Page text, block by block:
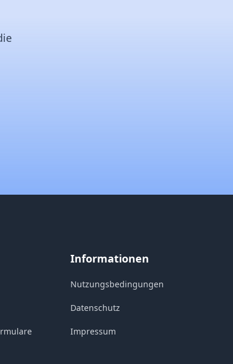
Informationen
Nutzungsbedingungen
Datenschutz
Impressum